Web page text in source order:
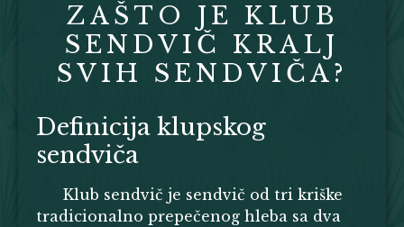
ZAŠTO JE KLUB
SENDVIČ KRALJ
SVIH SENDVIČA?
Definicija klupskog
sendviča
Klub sendvič je sendvič od tri kriške
tradicionalno prepečenog hleba sa dva